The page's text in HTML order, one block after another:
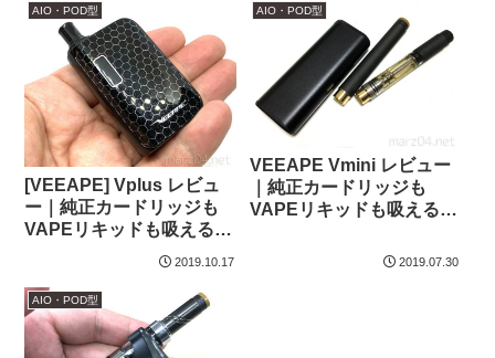
AIO・POD型
[VEEAPE] Vplus レビュ
ー｜純正カードリッジも
VAPEリキッドも吸える、
コンパクトなPloomTech
2019.10.17
AIO・POD型
VEEAPE Vmini レビュー
｜純正カードリッジも
VAPEリキッドも吸える、
2019.07.30
AIO・POD型